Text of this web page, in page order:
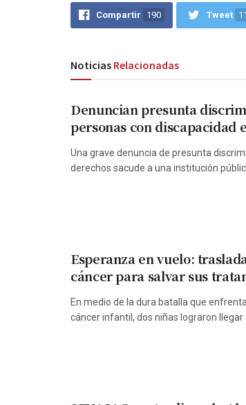
Compartir 190 Tweet
Noticias Relacionadas
Denuncian presunta
personas con discapacidad
Una grave denuncia de presunta
derechos sacude a una institución
Esperanza en vuelo:
cáncer para salvar sus
En medio de la dura batalla que
cáncer infantil, dos niñas lograron llegar